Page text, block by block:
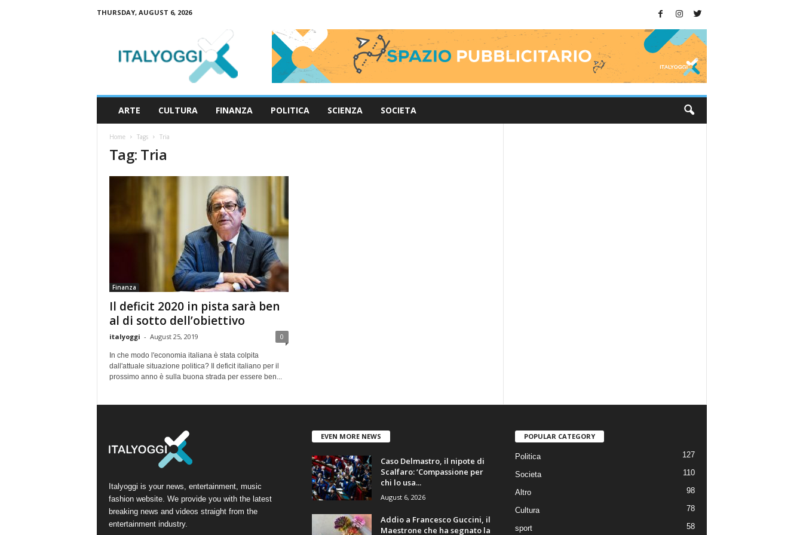
THURSDAY, AUGUST 6, 2026
ARTE CULTURA FINANZA POLITICA SCIENZA SOCIETA
Home Tags Tria
Tag: Tria
Finanza
Il deficit 2020 in pista sarà ben
al di sotto dell’obiettivo
italyoggi - August 25, 2019 0
In che modo l'economia italiana è stata colpita
dall'attuale situazione politica? Il deficit italiano per il
prossimo anno è sulla buona strada per essere ben...
Italyoggi is your news, entertainment, music
fashion website. We provide you with the latest
breaking news and videos straight from the
entertainment industry.
EVEN MORE NEWS
Caso Delmastro, il nipote di
Scalfaro: ‘Compassione per
chi lo usa...
August 6, 2026
Addio a Francesco Guccini, il
Maestrone che ha segnato la
POPULAR CATEGORY
Politica 127
Societa 110
Altro 98
Cultura 78
sport 58